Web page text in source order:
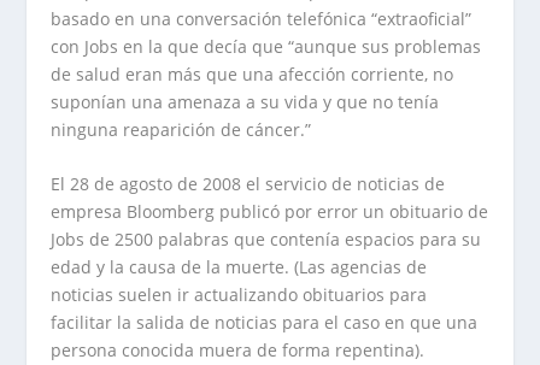
basado en una conversación telefónica “extraoficial”
con Jobs en la que decía que “aunque sus problemas
de salud eran más que una afección corriente, no
suponían una amenaza a su vida y que no tenía
ninguna reaparición de cáncer.”
El 28 de agosto de 2008 el servicio de noticias de
empresa Bloomberg publicó por error un obituario de
Jobs de 2500 palabras que contenía espacios para su
edad y la causa de la muerte. (Las agencias de
noticias suelen ir actualizando obituarios para
facilitar la salida de noticias para el caso en que una
persona conocida muera de forma repentina).